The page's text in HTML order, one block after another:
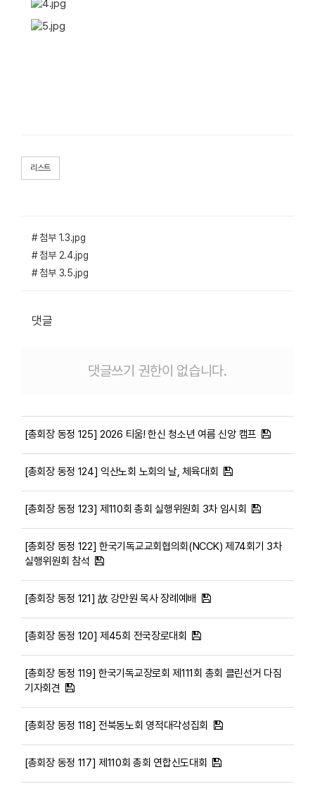
리스트
# 첨부 1.3.jpg
# 첨부 2.4.jpg
# 첨부 3.5.jpg
댓글
댓글쓰기 권한이 없습니다.
[총회장 동정 125] 2026 티움! 한신 청소년 여름 신앙 캠프
[총회장 동정 124] 익산노회 노회의 날, 체육대회
[총회장 동정 123] 제110회 총회 실행위원회 3차 임시회
[총회장 동정 122] 한국기독교교회협의회(NCCK) 제74회기 3차
실행위원회 참석
[총회장 동정 121] 故 강만원 목사 장례예배
[총회장 동정 120] 제45회 전국장로대회
[총회장 동정 119] 한국기독교장로회 제111회 총회 클린선거 다짐
기자회견
[총회장 동정 118] 전북동노회 영적대각성집회
[총회장 동정 117] 제110회 총회 연합신도대회